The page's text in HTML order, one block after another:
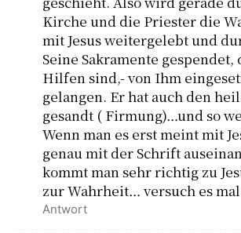
Kirche und die Priester die
mit Jesus weitergelebt und
Seine Sakramente gespendet,
Hilfen sind,- von Ihm
gelangen. Er hat auch den
gesandt ( Firmung)…und so
Wenn man es erst meint mit
genau mit der Schrift
kommt man sehr richtig zu
zur Wahrheit… versuch es
Antwort